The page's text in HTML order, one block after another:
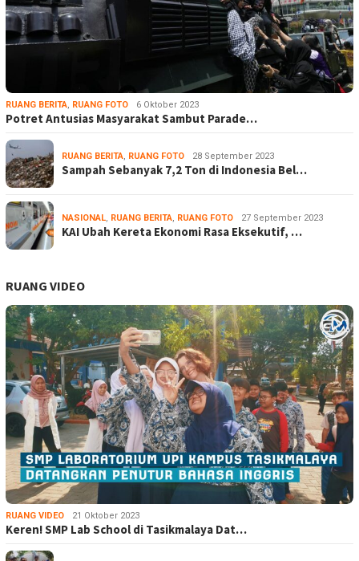
RUANG BERITA, RUANG FOTO 6 Oktober 2023
Potret Antusias Masyarakat Sambut Parade…
RUANG BERITA, RUANG FOTO 28 September 2023
Sampah Sebanyak 7,2 Ton di Indonesia Bel…
NASIONAL, RUANG BERITA, RUANG FOTO 27 September 2023
KAI Ubah Kereta Ekonomi Rasa Eksekutif, …
RUANG VIDEO
RUANG VIDEO 21 Oktober 2023
Keren! SMP Lab School di Tasikmalaya Dat…